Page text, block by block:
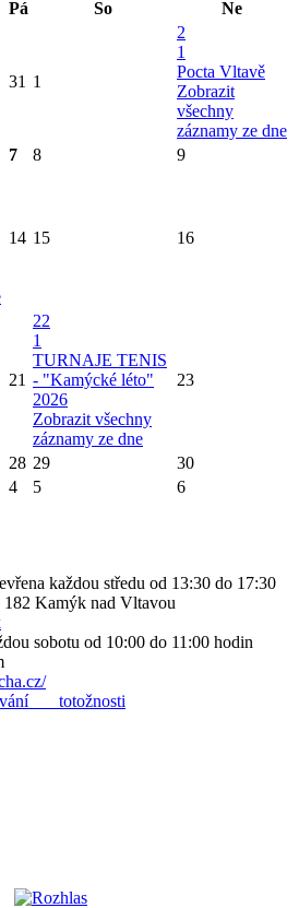
Pá So Ne
31 1
2
1
Pocta Vltavě
Zobrazit
všechny
záznamy ze dne
7 8 9
14 15 16
21
22
1
TURNAJE TENIS
- "Kamýcké léto"
2026
Zobrazit všechny
záznamy ze dne
23
28 29
30
4 5 6
každou středu od 13:30 do 17:30
Kamýk nad Vltavou
sobotu od 10:00 do 11:00 hodin
totožnosti